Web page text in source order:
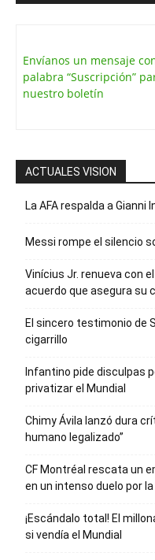
Envíanos un mensaje
palabra “Suscripción”
nuestro boletín
ACTUALES VISION
La AFA respalda a Gianni
Messi rompe el silencio
Vinícius Jr. renueva con
acuerdo que asegura su
El sincero testimonio de
cigarrillo
Infantino pide disculpas
privatizar el Mundial
Chimy Ávila lanzó dura
humano legalizado”
CF Montréal rescata un
en un intenso duelo por la
¡Escándalo total! El
si vendía el Mundial